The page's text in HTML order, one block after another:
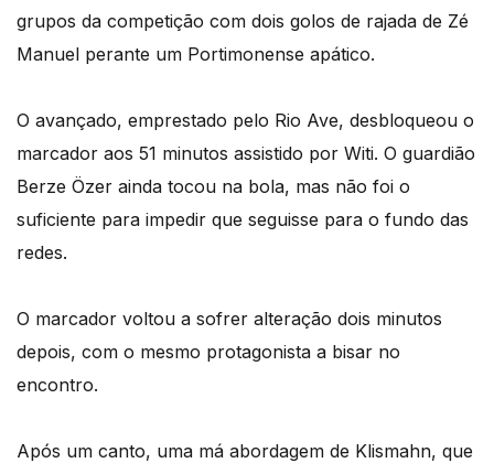
grupos da competição com dois golos de rajada de Zé
Manuel perante um Portimonense apático.
O avançado, emprestado pelo Rio Ave, desbloqueou o
marcador aos 51 minutos assistido por Witi. O guardião
Berze Özer ainda tocou na bola, mas não foi o
suficiente para impedir que seguisse para o fundo das
redes.
O marcador voltou a sofrer alteração dois minutos
depois, com o mesmo protagonista a bisar no
encontro.
Após um canto, uma má abordagem de Klismahn, que